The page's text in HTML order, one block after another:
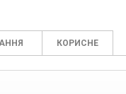
КОРИСНЕ